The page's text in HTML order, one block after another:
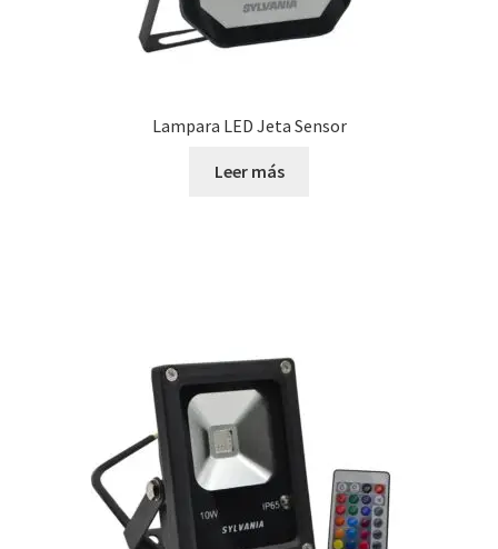
Lampara LED Jeta Sensor
Leer más